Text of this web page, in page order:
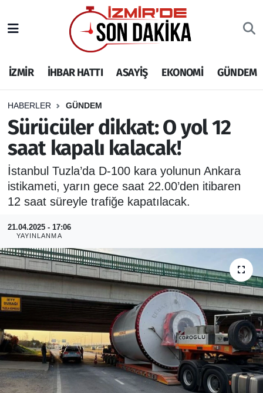
İZMİR İHBAR HATTI ASAYİŞ EKONOMİ GÜNDEM
HABERLER GÜNDEM
Sürücüler dikkat: O yol 12
saat kapalı kalacak!
İstanbul Tuzla’da D-100 kara yolunun Ankara
istikameti, yarın gece saat 22.00’den itibaren
12 saat süreyle trafiğe kapatılacak.
21.04.2025 - 17:06
YAYINLANMA
İHBAR HATTI
DEPREM
GENEL
EKONOMİ
SİYASET
SPOR
ASAYİŞ
RESMİ REKLAM
İzmir Nöbetçi Eczaneler
İzmir Hava Durumu
İzmir Namaz Vakitleri
İzmir Trafik Yoğunluk Haritası
Puan Durumu ve Fikstür
Tüm Manşetler
Son Dakika Haberleri
Haber Arşivi